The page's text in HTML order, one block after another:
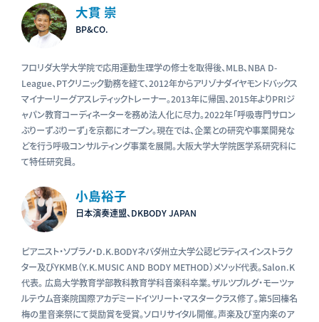
大貫 崇
BP&CO.
フロリダ大学大学院で応用運動生理学の修士を取得後、MLB、NBA D-
League、PTクリニック勤務を経て、2012年からアリゾナダイヤモンドバックス
マイナーリーグアスレティックトレーナー。2013年に帰国、2015年よりPRIジ
ャパン教育コーディネーターを務め法人化に尽力。2022年「呼吸専門サロン
ぶりーずぷりーず」を京都にオープン。現在では、企業との研究や事業開発な
どを行う呼吸コンサルティング事業を展開。大阪大学大学院医学系研究科に
て特任研究員。
小島裕子
日本演奏連盟、DKBODY JAPAN
ピアニスト・ソプラノ・D.K.BODYネバダ州立大学公認ピラティスインストラク
ター及びYKMB（Y.K.MUSIC AND BODY METHOD）メソッド代表。Salon.K
代表。 広島大学教育学部教科教育学科音楽科卒業。ザルツブルグ・モーツァ
ルテウム音楽院国際アカデミードイツリート・マスタークラス修了。第5回榛名
梅の里音楽祭にて奨励賞を受賞。ソロリサイタル開催。声楽及び室内楽のア